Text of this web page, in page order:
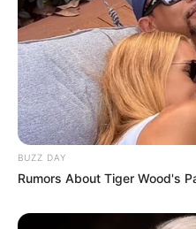
BUZZ DAY
Rumors About Tiger Wood's